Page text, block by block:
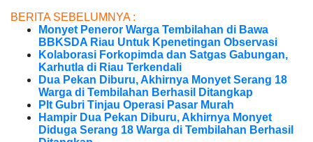
BERITA SEBELUMNYA :
Monyet Peneror Warga Tembilahan di Bawa
BBKSDA Riau Untuk Kpenetingan Observasi
Kolaborasi Forkopimda dan Satgas Gabungan,
Karhutla di Riau Terkendali
Dua Pekan Diburu, Akhirnya Monyet Serang 18
Warga di Tembilahan Berhasil Ditangkap
Plt Gubri Tinjau Operasi Pasar Murah
Hampir Dua Pekan Diburu, Akhirnya Monyet
Diduga Serang 18 Warga di Tembilahan Berhasil